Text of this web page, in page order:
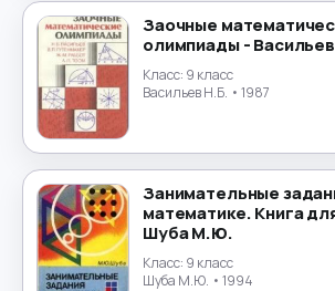
Китайский язык
Культурология
Латинский язык
Литература
Литературное чтение
Заочные
олимпиады -
Класс: 9 класс
Васильев Н.Б. • 1987
Занимательные
математике. Книга
Шуба М.Ю.
Класс: 9 класс
Шуба М.Ю. • 1994